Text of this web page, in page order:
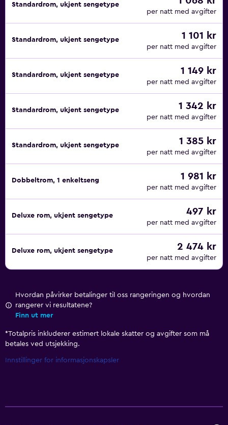
Standardrom, ukjent sengetype
per natt med avgifter
Standardrom, ukjent sengetype 1 101 kr
per natt med avgifter
Standardrom, ukjent sengetype 1 149 kr
per natt med avgifter
Standardrom, ukjent sengetype 1 342 kr
per natt med avgifter
Standardrom, ukjent sengetype 1 385 kr
per natt med avgifter
Dobbeltrom, 1 enkeltseng 1 981 kr
per natt med avgifter
Deluxe rom, ukjent sengetype 497 kr
per natt med avgifter
Deluxe rom, ukjent sengetype 2 474 kr
per natt med avgifter
Hvordan påvirker betalinger til oss rangeringen og hvordan
rangerer vi resultatene?
Finn ut mer
*Totalpris inkluderer estimert lokale skatter og avgifter som må
betales ved utsjekking.
Innstillinger for informasjonskapsler